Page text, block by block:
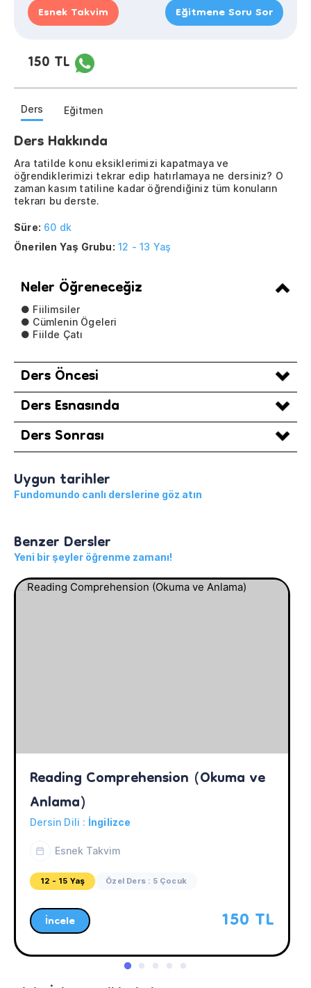
Esnek Takvim Eğitmene Soru Sor
150 TL
Ders Eğitmen
Ders Hakkında
Ara tatilde konu eksiklerimizi kapatmaya ve
öğrendiklerimizi tekrar edip hatırlamaya ne dersiniz? O
zaman kasım tatiline kadar öğrendiğiniz tüm konuların
tekrarı bu derste.
Süre: 60 dk
Önerilen Yaş Grubu: 12 - 13 Yaş
Neler Öğreneceğiz
● Fiilimsiler
● Cümlenin Ögeleri
● Fiilde Çatı
Ders Öncesi
Ders Esnasında
Ders Sonrası
Uygun tarihler
Fundomundo canlı derslerine göz atın
Benzer Dersler
Yeni bir şeyler öğrenme zamanı!
Reading Comprehension (Okuma ve
Anlama)
Dersin Dili : İngilizce
Esnek Takvim
12 - 15 Yaş Özel Ders : 5 Çocuk
İncele 150 TL